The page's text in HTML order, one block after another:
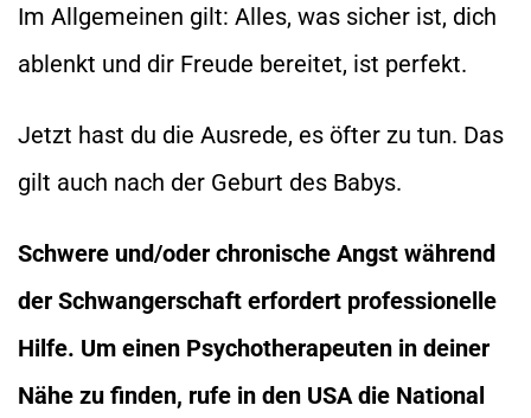
Im Allgemeinen gilt: Alles, was sicher ist, dich
ablenkt und dir Freude bereitet, ist perfekt.
Jetzt hast du die Ausrede, es öfter zu tun. Das
gilt auch nach der Geburt des Babys.
Schwere und/oder chronische Angst während
der Schwangerschaft erfordert professionelle
Hilfe. Um einen Psychotherapeuten in deiner
Nähe zu finden, rufe in den USA die National